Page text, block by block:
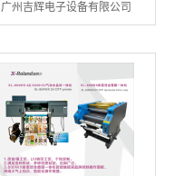
广州吉辉电子设备有限公司